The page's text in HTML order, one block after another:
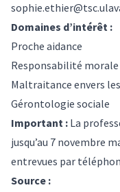
Domaines d’intérêt :
Proche aidance
Responsabilité
Maltraitance envers
Gérontologie sociale
Important : La
jusqu’au 7 novembre
entrevues par
Source :